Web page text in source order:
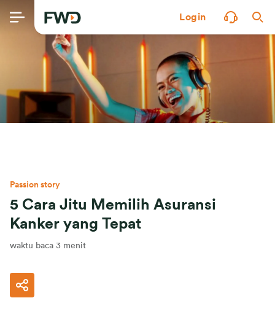
Login
Passion story
5 Cara Jitu Memilih Asuransi
Kanker yang Tepat
waktu baca 3 menit